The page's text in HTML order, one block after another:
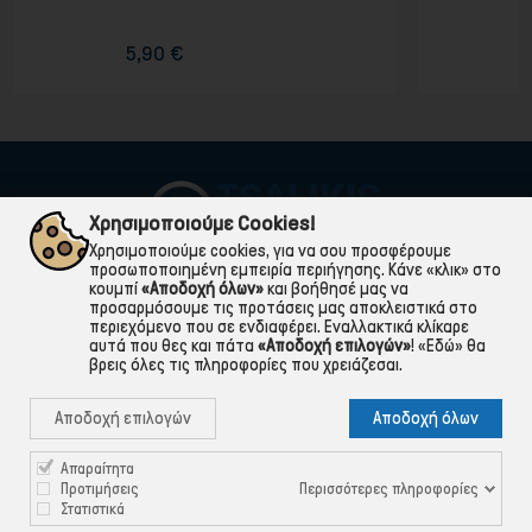
ΠΛΗΡΟΦΟΡΙΕΣ
ΧΡΉΣΙΜΑ 
ΕΞΥΠΗΡΈΤΗΣΗ ΠΕΛΑΤΏΝ
Χρησιμοποιούμε Cookies!
Χρησιμοποιούμε cookies, για να σου προσφέρουμε
προσωποποιημένη εμπειρία περιήγησης. Κάνε «κλικ» στο
κουμπί«Αποδοχή όλων»και βοήθησέ μας να
προσαρμόσουμε τις προτάσεις μας αποκλειστικά στο
περιεχόμενο που σε ενδιαφέρει. Εναλλακτικά κλίκαρε
αυτά που θες και πάτα «Αποδοχή επιλογών»! «Εδώ» θα
βρεις όλες τις πληροφορίες που χρειάζεσαι.
Αποδοχή επιλογών Αποδοχή όλων
Απαραίτητα
Προτιμήσεις
Στατιστικά
Περισσότερες πληροφορίες